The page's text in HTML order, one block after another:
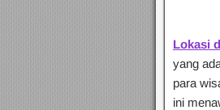
Lokasi
yang
para
ini